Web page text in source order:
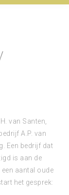
van Santen,
A.P. van
Een bedrijf dat
is aan de
aantal oude
het gesprek: